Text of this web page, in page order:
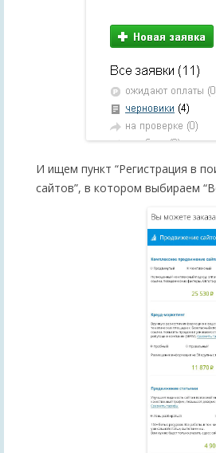
И ищем пункт “Регистрация в
сайтов”, в котором выбираем